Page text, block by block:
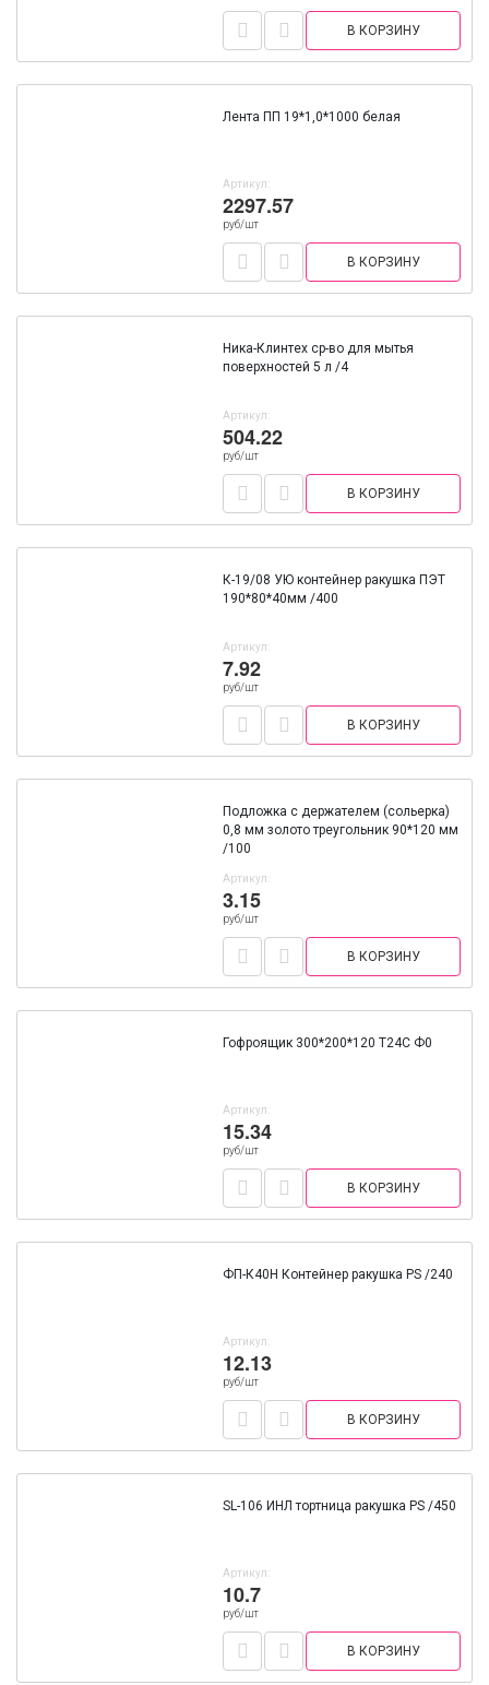
В КОРЗИНУ
Лента ПП 19*1,0*1000 белая
Артикул:
2297.57
руб/шт
В КОРЗИНУ
Ника-Клинтех ср-во для мытья
поверхностей 5 л /4
Артикул:
504.22
руб/шт
В КОРЗИНУ
К-19/08 УЮ контейнер ракушка ПЭТ
190*80*40мм /400
Артикул:
7.92
руб/шт
В КОРЗИНУ
Подложка с держателем (сольерка)
0,8 мм золото треугольник 90*120 мм
/100
Артикул:
3.15
руб/шт
В КОРЗИНУ
Гофроящик 300*200*120 Т24С Ф0
Артикул:
15.34
руб/шт
В КОРЗИНУ
ФП-К40Н Контейнер ракушка PS /240
Артикул:
12.13
руб/шт
В КОРЗИНУ
SL-106 ИНЛ тортница ракушка PS /450
Артикул:
10.7
руб/шт
В КОРЗИНУ